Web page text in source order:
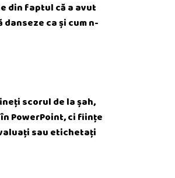
din faptul că a avut
ca și cum n-
scorul de la șah,
PowerPoint, ci ființe
sau etichetați